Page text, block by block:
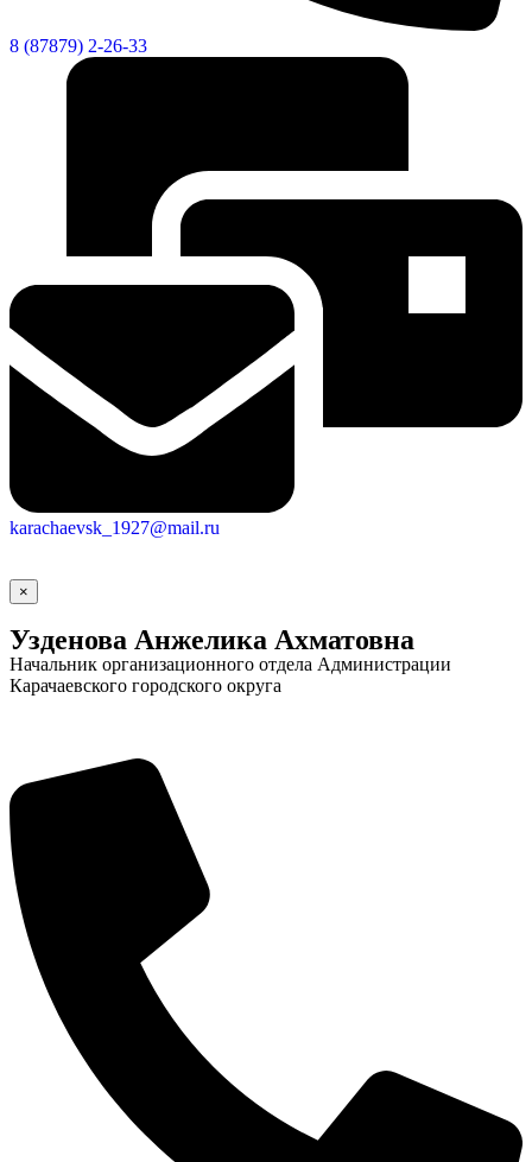
Новости
Документы
"Минги Тау"
8 (87879) 2-26-33
karachaevsk_1927@mail.ru
×
Узденова Анжелика Ахматовна
Начальник организационного отдела Администрации
Карачаевского городского округа